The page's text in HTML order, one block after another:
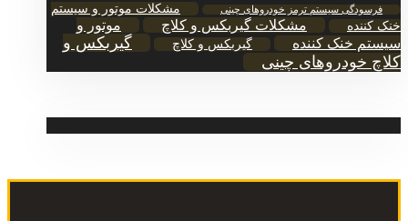
فرسودگی سیستم ترمز خودروهای چینی
مشکلات موتور و سیستم
خنک‌ کننده
مشکلات گیربکس و کلاچ
موتور و
سیستم خنک‌ کننده
گیربکس و کلاچ
گیربکس و
کلاچ خودروهای چینی